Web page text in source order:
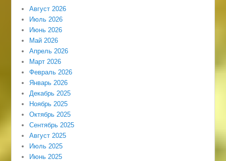
Август 2026
Июль 2026
Июнь 2026
Май 2026
Апрель 2026
Март 2026
Февраль 2026
Январь 2026
Декабрь 2025
Ноябрь 2025
Октябрь 2025
Сентябрь 2025
Август 2025
Июль 2025
Июнь 2025